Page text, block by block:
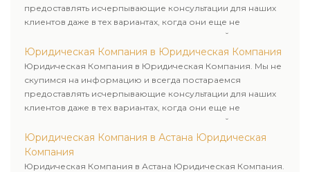
предоставлять исчерпывающие консультации для наших
клиентов даже в тех вариантах, когда они еще не
пользовались юридическими услугами нашей компании.
Юридическая Компания в Юридическая Компания
Юридическая Компания в Юридическая Компания. Мы не
скупимся на информацию и всегда постараемся
предоставлять исчерпывающие консультации для наших
клиентов даже в тех вариантах, когда они еще не
пользовались юридическими услугами нашей компании.
Юридическая Компания в Астана Юридическая
Компания
Юридическая Компания в Астана Юридическая Компания.